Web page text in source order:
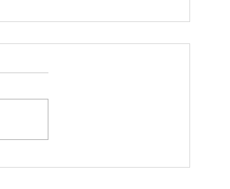
ViveMásViajandoByFraveo